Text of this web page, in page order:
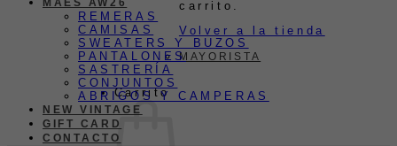
carrito.
Volver a la tienda
MAYORISTA
Carrito
MAES AW26
REMERAS
CAMISAS
SWEATERS Y BUZOS
PANTALONES
SASTRERÍA
CONJUNTOS
ABRIGOS Y CAMPERAS
NEW VINTAGE
GIFT CARD
CONTACTO